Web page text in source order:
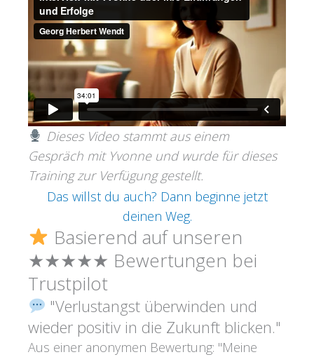
Dieses Video stammt aus einem
Gespräch mit Yvonne und wurde für dieses
Training zur Verfügung gestellt.
Das willst du auch? Dann beginne jetzt
deinen Weg.
Basierend auf unseren
★★★★★ Bewertungen bei
Trustpilot
"Verlustangst überwinden und
wieder positiv in die Zukunft blicken."
Aus einer anonymen Bewertung: "Meine